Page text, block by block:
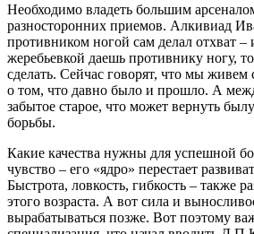
Необходимо владеть большим
разносторонних приемов. Алкивиад
противником ногой сам делал отхват
жеребьевкой даешь противнику ногу,
сделать. Сейчас говорят, что мы живем
о том, что давно было и прошло. А
забытое старое, что может вернуть
борьбы.
Какие качества нужны для успешной
чувство – его «ядро» перестает
Быстрота, ловкость, гибкость – также
этого возраста. А вот сила и
вырабатываться позже. Вот поэтому